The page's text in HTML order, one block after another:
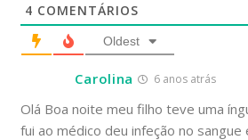
4 COMENTÁRIOS
Oldest
Carolina 6 anos atrás
Olá Boa noite meu filho teve uma
fui ao médico deu infeção no sangue